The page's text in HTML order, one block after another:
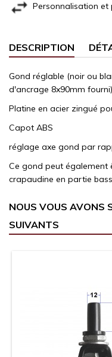
Personnalisation et
DESCRIPTION
Gond réglable (noir ou
d'ancrage 8x90mm fourni)
Platine en acier zingué
Capot ABS
réglage axe gond par
Ce gond peut également
crapaudine en partie
NOUS VOUS AVONS
SUIVANTS